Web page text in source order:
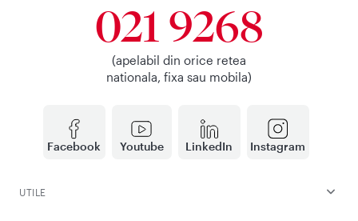
Facebook Youtube LinkedIn Instagram
021 9268
(apelabil din orice retea
nationala, fixa sau mobila)
UTILE